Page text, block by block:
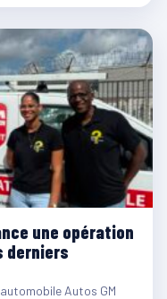
une opération
derniers
Autos GM